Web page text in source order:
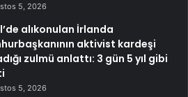
5, 2026
alıkonulan İrlanda
aktivist kardeşi
zulmü anlattı: 3 gün 5 yıl gibi
5, 2026